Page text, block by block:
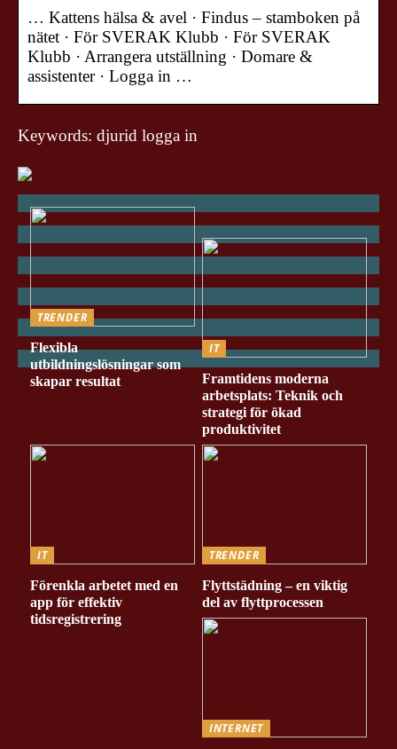
… Kattens hälsa & avel · Findus – stamboken på
nätet · För SVERAK Klubb · För SVERAK
Klubb · Arrangera utställning · Domare &
assistenter · Logga in …
Keywords: djurid logga in
TRENDER
Flexibla
utbildningslösningar som
skapar resultat
IT
Framtidens moderna
arbetsplats: Teknik och
strategi för ökad
produktivitet
IT
Förenkla arbetet med en
app för effektiv
tidsregistrering
TRENDER
Flyttstädning – en viktig
del av flyttprocessen
INTERNET